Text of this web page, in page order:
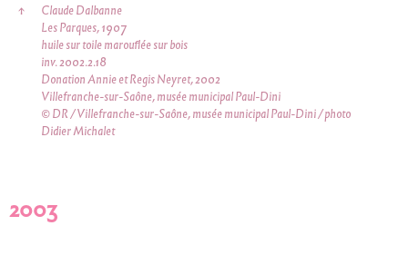
↑
Claude Dalbanne
Les Parques, 1907
huile sur toile marouflée sur bois
inv. 2002.2.18
Donation Annie et Regis Neyret, 2002
Villefranche-sur-Saône, musée municipal Paul-Dini
© DR / Villefranche-sur-Saône, musée municipal Paul-Dini / photo
Didier Michalet
2003